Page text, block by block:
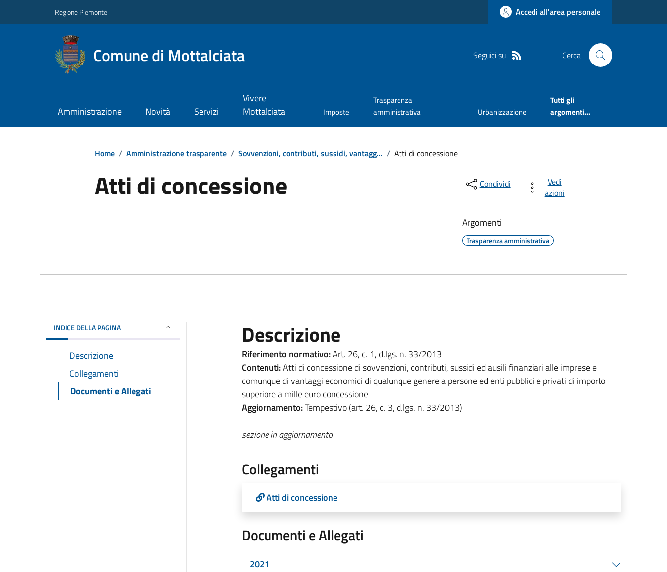
Regione Piemonte Accedi all'area personale
Comune di Mottalciata Seguici su Cerca
Amministrazione Novità Servizi
Vivere
Mottalciata
Imposte
Trasparenza
amministrativa
Urbanizzazione
Tutti gli
argomenti...
Home / Amministrazione trasparente / Sovvenzioni, contributi, sussidi, vantagg... / Atti di concessione
Atti di concessione Condividi
Vedi
azioni
Argomenti
Trasparenza amministrativa
INDICE DELLA PAGINA
Descrizione
Collegamenti
Documenti e Allegati
Descrizione
Riferimento normativo:Art. 26, c. 1, d.lgs. n. 33/2013
Contenuti:Atti di concessione di sovvenzioni, contributi, sussidi ed ausili finanziari alle imprese e
comunque di vantaggi economici di qualunque genere a persone ed enti pubblici e privati di importo
superiore a mille euro concessione
Aggiornamento:Tempestivo (art. 26, c. 3, d.lgs. n. 33/2013)
sezione in aggiornamento
Collegamenti
Atti di concessione
Documenti e Allegati
2021